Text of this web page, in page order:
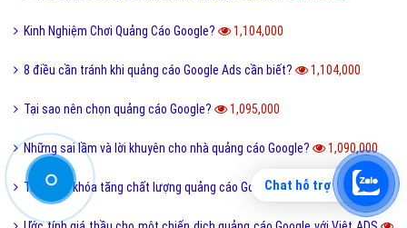
Kinh Nghiệm Chơi Quảng Cáo Google? 1,104,000
8 điều cần tránh khi quảng cáo Google Ads cần biết? 1,104,000
Tại sao nên chọn quảng cáo Google? 1,095,000
Những sai lầm và lời khuyên cho nhà quảng cáo Google? 1,090,000
Tối ưu từ khóa tăng chất lượng quảng cáo Google Ads 1,089,000
Chat hỗ trợ